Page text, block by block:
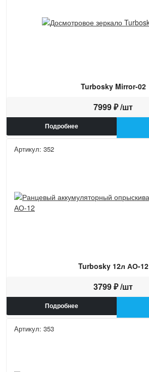
Turbosky Mirror-02
7999 ₽ /шт
Подробнее
Артикул: 352
Turbosky 12л АО-12
3799 ₽ /шт
Подробнее
Артикул: 353